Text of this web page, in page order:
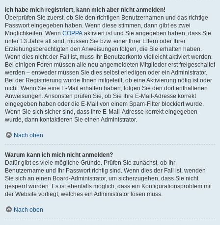
Ich habe mich registriert, kann mich aber nicht anmelden!
Überprüfen Sie zuerst, ob Sie den richtigen Benutzernamen und das richtige
Passwort eingegeben haben. Wenn diese stimmen, dann gibt es zwei
Möglichkeiten. Wenn COPPA aktiviert ist und Sie angegeben haben, dass Sie
unter 13 Jahre alt sind, müssen Sie bzw. einer Ihrer Eltern oder Ihrer
Erziehungsberechtigten den Anweisungen folgen, die Sie erhalten haben.
Wenn dies nicht der Fall ist, muss Ihr Benutzerkonto vielleicht aktiviert werden.
Bei einigen Foren müssen alle neu angemeldeten Mitglieder erst freigeschaltet
werden – entweder müssen Sie dies selbst erledigen oder ein Administrator.
Bei der Registrierung wurde Ihnen mitgeteilt, ob eine Aktivierung nötig ist oder
nicht. Wenn Sie eine E-Mail erhalten haben, folgen Sie den dort enthaltenen
Anweisungen. Ansonsten prüfen Sie, ob Sie Ihre E-Mail-Adresse korrekt
eingegeben haben oder die E-Mail von einem Spam-Filter blockiert wurde.
Wenn Sie sich sicher sind, dass Ihre E-Mail-Adresse korrekt eingegeben
wurde, dann kontaktieren Sie einen Administrator.
Nach oben
Warum kann ich mich nicht anmelden?
Dafür gibt es viele mögliche Gründe. Prüfen Sie zunächst, ob Ihr
Benutzername und Ihr Passwort richtig sind. Wenn dies der Fall ist, wenden
Sie sich an einen Board-Administrator, um sicherzugehen, dass Sie nicht
gesperrt wurden. Es ist ebenfalls möglich, dass ein Konfigurationsproblem mit
der Website vorliegt, welches ein Administrator lösen muss.
Nach oben